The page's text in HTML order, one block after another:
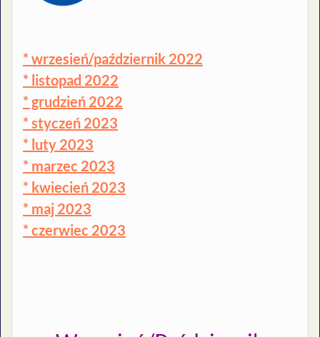
* wrzesień/październik 2022
* listopad 2022
* grudzień 2022
* styczeń 2023
* luty 2023
* marzec 2023
* kwiecień 2023
* maj 2023
* czerwiec 2023